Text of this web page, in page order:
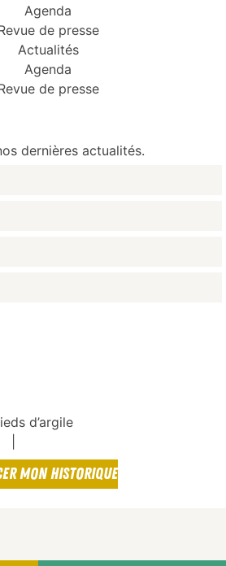
Agenda
de presse
Actualités
Agenda
de presse
dernières actualités.
d’argile
MON HISTORIQUE